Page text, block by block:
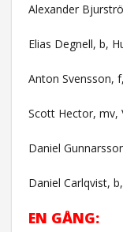
Alexander
Elias Degnell, b,
Anton Svensson,
Scott Hector, mv,
Daniel
Daniel Carlqvist,
EN GÅNG: